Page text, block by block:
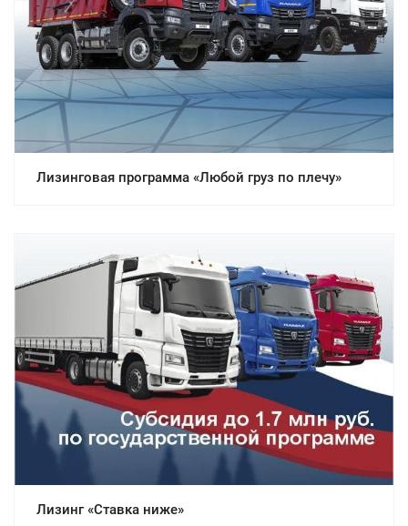
Лизинговая программа «Любой груз по плечу»
Лизинг «Ставка ниже»